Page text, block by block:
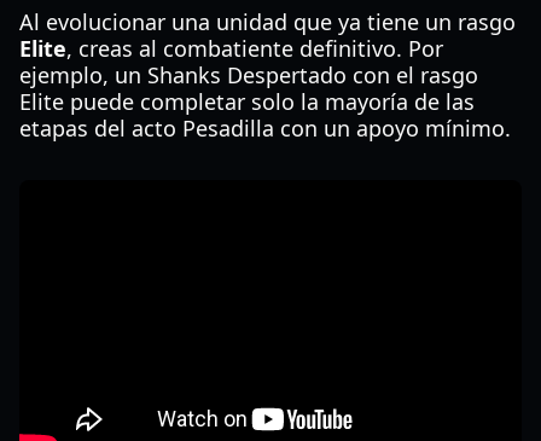
Al evolucionar una unidad que ya tiene un rasgo
Elite, creas al combatiente definitivo. Por
ejemplo, un Shanks Despertado con el rasgo
Elite puede completar solo la mayoría de las
etapas del acto Pesadilla con un apoyo mínimo.